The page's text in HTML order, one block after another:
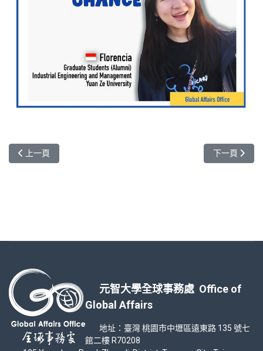
上一篇文章: 透過元智外籍生諾吉介紹中亞美麗國度吉爾吉斯
上一頁 下一篇文章:
下一頁
元智大學全球事務處 Office of
Global Affairs
地址：臺灣 桃園市中壢區遠東路 135 號七
館二樓 R70208